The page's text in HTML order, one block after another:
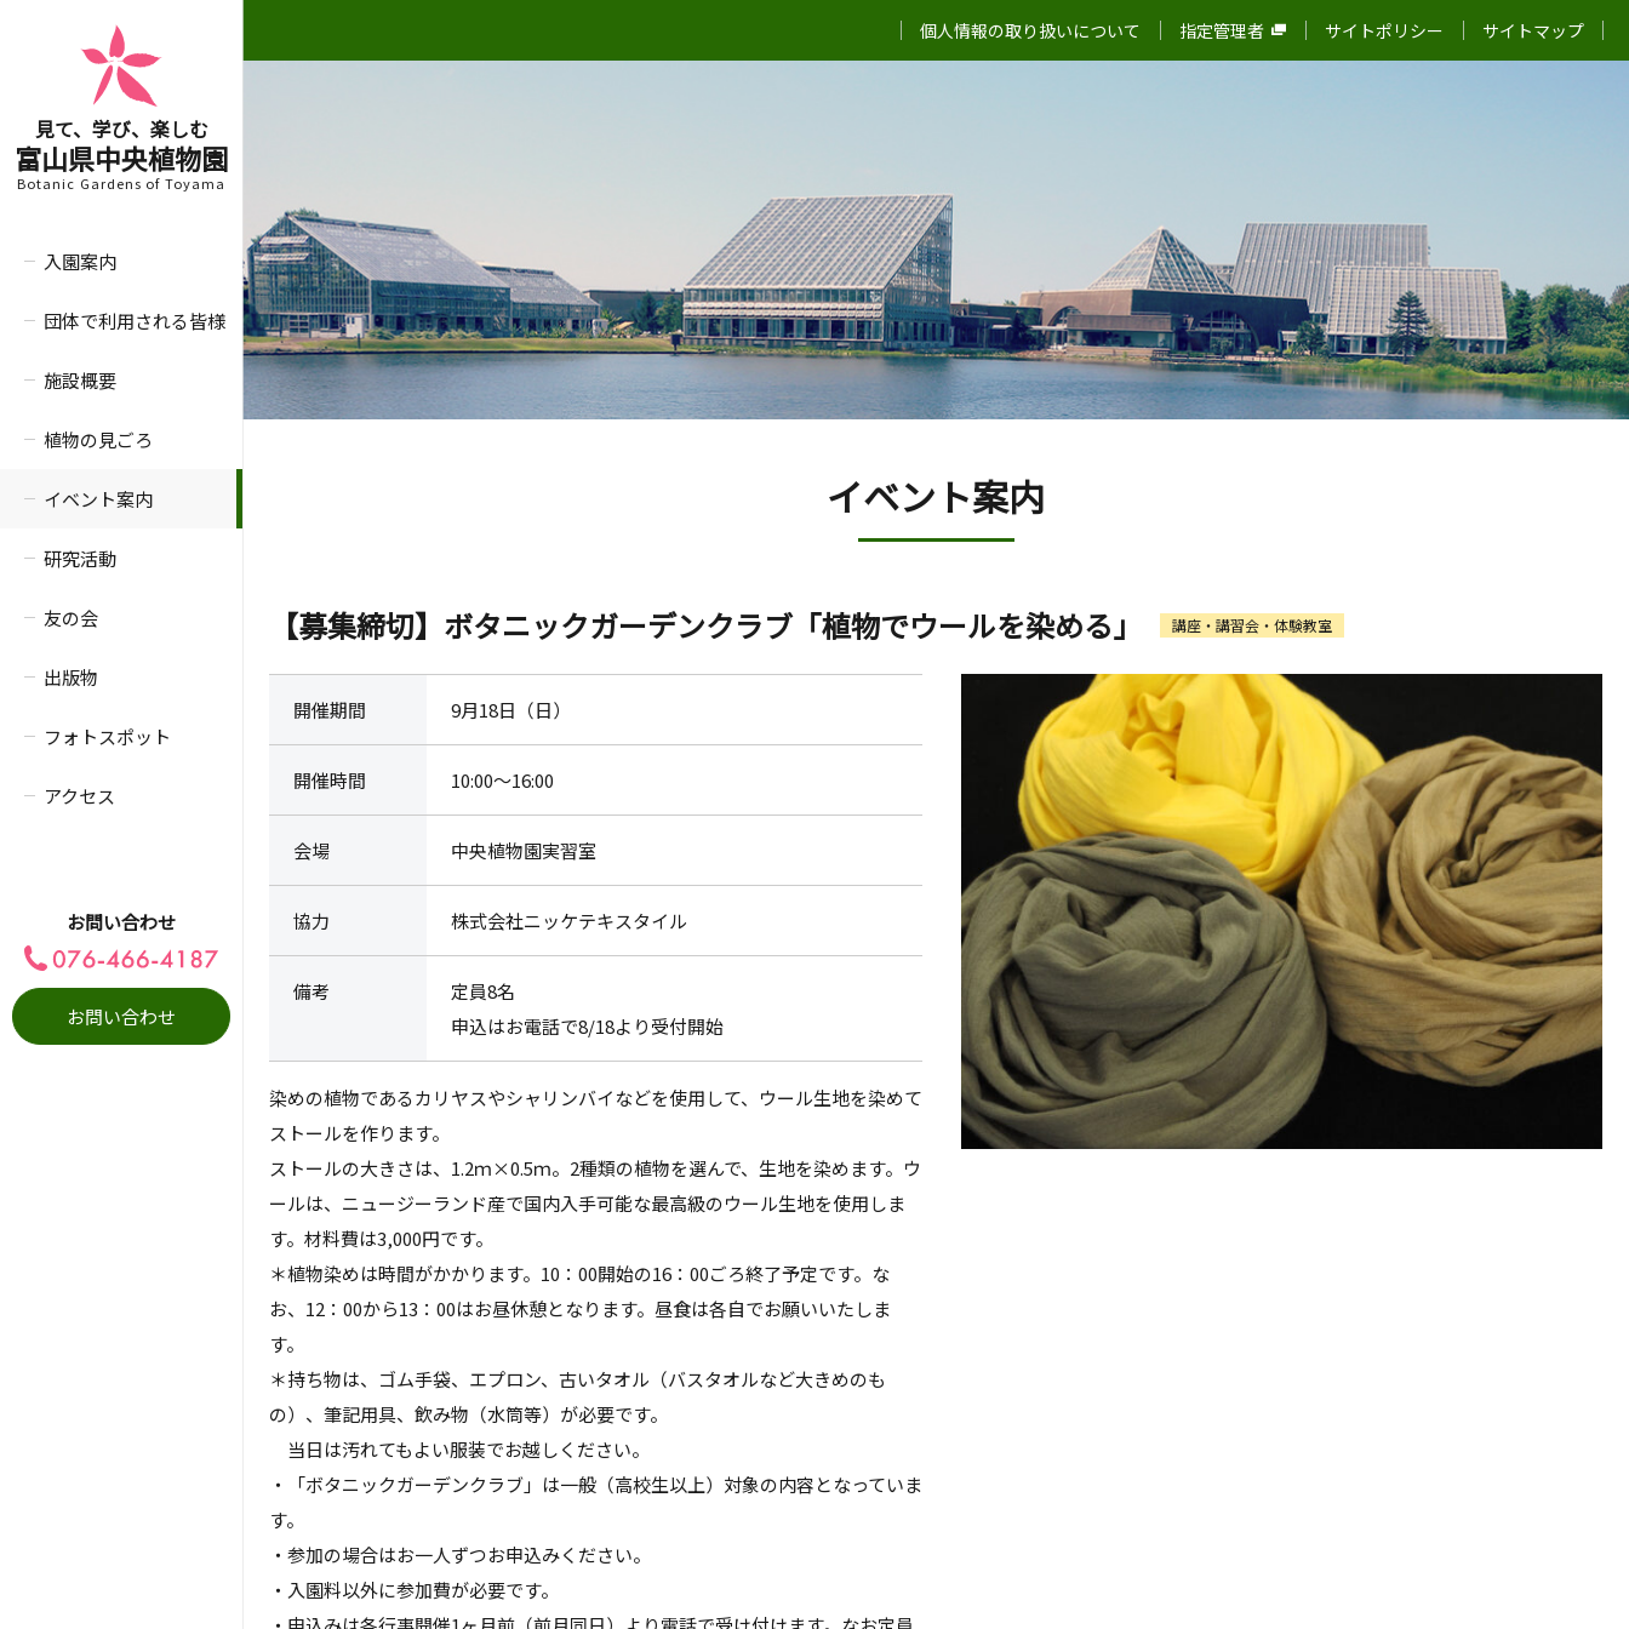
見て、学び、楽しむ
富山県中央植物園
Botanic Gardens of Toyama
入園案内
団体で利用される皆様
施設概要
植物の見ごろ
イベント案内
研究活動
友の会
出版物
フォトスポット
アクセス
お問い合わせ
お問い合わせ
個人情報の取り扱いについて 指定管理者 サイトポリシー サイトマップ
イベント案内
【募集締切】ボタニックガーデンクラブ「植物でウールを染める」 講座・講習会・体験教室
開催期間 9月18日（日）
開催時間 10:00～16:00
会場 中央植物園実習室
協力 株式会社ニッケテキスタイル
備考
定員8名
申込はお電話で8/18より受付開始
染めの植物であるカリヤスやシャリンバイなどを使用して、ウール生地を染めて
ストールを作ります。
ストールの大きさは、1.2ｍ×0.5ｍ。2種類の植物を選んで、生地を染めます。ウ
ールは、ニュージーランド産で国内入手可能な最高級のウール生地を使用しま
す。材料費は3,000円です。
＊植物染めは時間がかかります。10：00開始の16：00ごろ終了予定です。な
お、12：00から13：00はお昼休憩となります。昼食は各自でお願いいたしま
す。
＊持ち物は、ゴム手袋、エプロン、古いタオル（バスタオルなど大きめのも
の）、筆記用具、飲み物（水筒等）が必要です。
当日は汚れてもよい服装でお越しください。
・「ボタニックガーデンクラブ」は一般（高校生以上）対象の内容となっていま
す。
・参加の場合はお一人ずつお申込みください。
・入園料以外に参加費が必要です。